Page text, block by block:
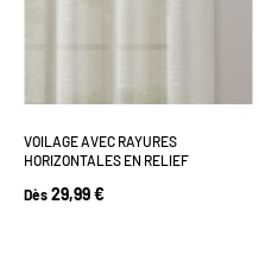
VOILAGE AVEC RAYURES
HORIZONTALES EN RELIEF
Dès 29,99 €